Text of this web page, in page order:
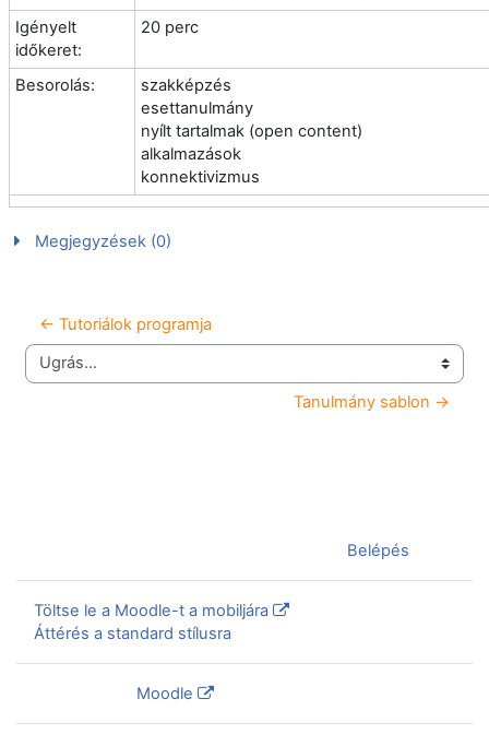
Igényelt
időkeret:
20 perc
Besorolás:
szakképzés
esettanulmány
nyílt tartalmak (open content)
alkalmazások
konnektivizmus
Megjegyzések (0)
← Tutoriálok programja
Ugrás...
Tanulmány sablon →
Belépés
Töltse le a Moodle-t a mobiljára
Áttérés a standard stílusra
Moodle